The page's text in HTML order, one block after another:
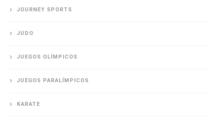
JOURNEY SPORTS
JUDO
JUEGOS OLÍMPICOS
JUEGOS PARALÍMPICOS
KARATE